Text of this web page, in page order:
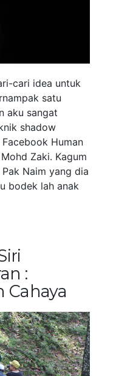
cari idea untuk
satu
aku sangat
shadow
Human
Zaki. Kagum
Naim yang dia
bodek lah anak
:
Cahaya